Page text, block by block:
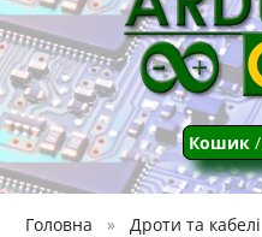
Кошик/
Головна Дроти та кабелі